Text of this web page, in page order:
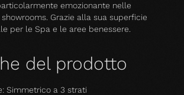
emozionante nelle
Grazie alla sua superficie
per le Spa e le aree benessere.
del prodotto
Simmetrico a 3 strati